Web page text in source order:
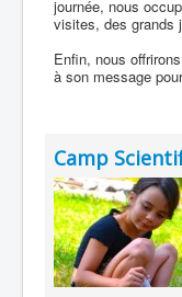
journée, nous
visites, des grands
Enfin, nous
à son message
Camp